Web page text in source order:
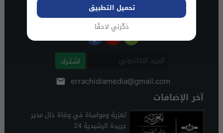
اشـتـرك
errachidiamedia@gmail.com
آخر الإضافات
تعزية ومواساة في وفاة خال مدير
جريدة الرشيدية 24
تحميل التطبيق
ذكّرني لاحقًا